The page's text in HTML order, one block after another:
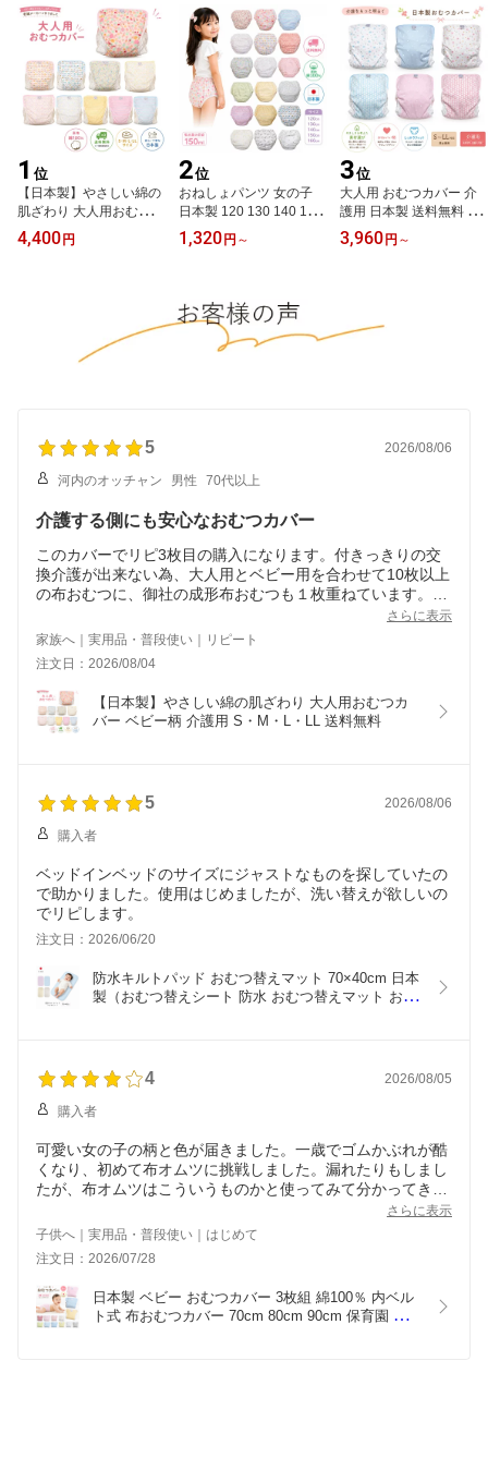
1 位
【日本製】やさしい綿の
肌ざわり 大人用おむつカ
バー ベビー柄 介護用
S・M・L・LL 送料無料
4,400 円
2位
おねしょパンツ 女の子
日本製 120 130 140 150
160cm 小学生 ジュニア
夜尿症 尿漏れ対策 修学
1,320 円 ～
3位
大人用 おむつカバー 介
護用 日本製 送料無料 か
わいい 柄 高齢者 シニア
失禁対策 尿漏れ 紙おむ
3,960 円 ～
5 2026/08/06
河内のオッチャン 男性 70代以上
介護する側にも安心なおむつカバー
このカバーでリピ3枚目の購入になります。付きっきりの交
換介護が出来ない為、大人用とベビー用を合わせて10枚以上
の布おむつに、御社の成形布おむつも１枚重ねています。分
厚いおむつでも、しっかりホールドしてくれ、背漏れ、横漏
れ無く、流石に老舗のおむつカバー専門店の信頼の高さを感
じ介護者にとって安心なおむつカバーです。
さらに表示
家族へ｜実用品・普段使い｜リピート
注文日：2026/08/04
【日本製】やさしい綿の肌ざわり 大人用おむつカ
バー ベビー柄 介護用 S・M・L・LL 送料無料
5 2026/08/06
購入者
ベッドインベッドのサイズにジャストなものを探していたの
で助かりました。使用はじめましたが、洗い替えが欲しいの
でリピします。
注文日：2026/06/20
防水キルトパッド おむつ替えマット 70×40cm 日本
製（おむつ替えシート 防水 おむつ替えマット おむ
4 2026/08/05
購入者
可愛い女の子の柄と色が届きました。一歳でゴムかぶれが酷
くなり、初めて布オムツに挑戦しました。漏れたりもしまし
たが、布オムツはこういうものかと使ってみて分かってきま
した。防水なので中心は漏れず、太ももの間が濡れて洋服も
濡れたりしますが、洗濯するのは同じことなので頑張ってい
ます！洗濯ネットが付属したら嬉しいな、なんて思ったりし
ました。商品自体はとても満足です！
さらに表示
子供へ｜実用品・普段使い｜はじめて
注文日：2026/07/28
日本製 ベビー おむつカバー 3枚組 綿100％ 内ベル
ト式 布おむつカバー 70cm 80cm 90cm 保育園 入園